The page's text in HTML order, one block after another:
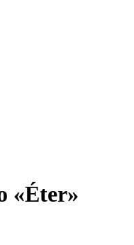
«Éter»